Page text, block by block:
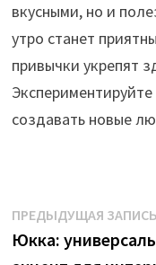
вкусными, но и
утро станет
привычки укрепят
создавать новые
Навигация
по
ПРЕДЫДУЩАЯ ЗАПИСЬ
Юкка: